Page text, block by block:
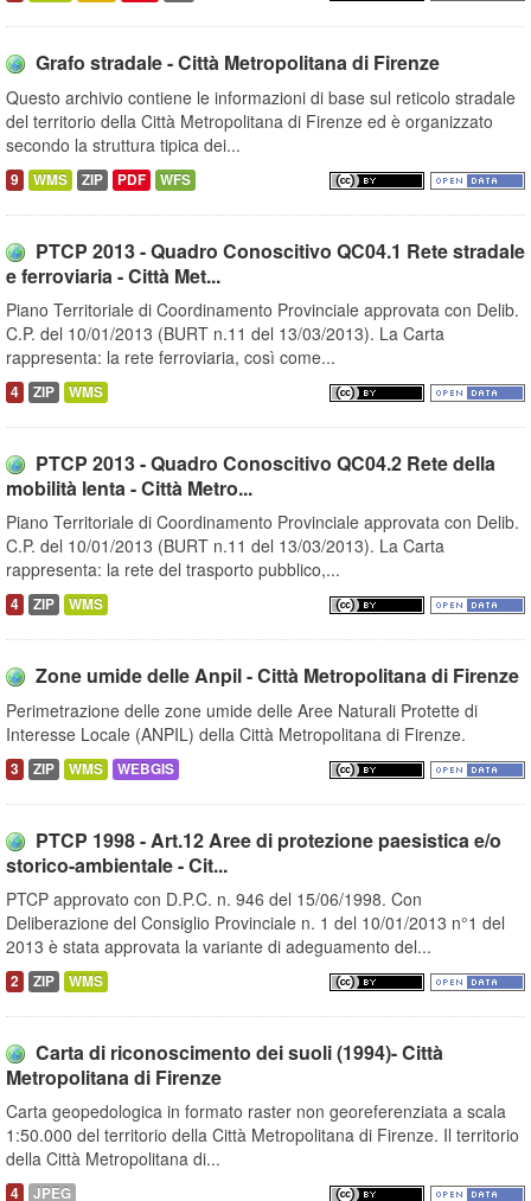
Grafo stradale - Città Metropolitana di Firenze
Questo archivio contiene le informazioni di base sul reticolo stradale
del territorio della Città Metropolitana di Firenze ed è organizzato
secondo la struttura tipica dei...
9 WMS ZIP PDF WFS
PTCP 2013 - Quadro Conoscitivo QC04.1 Rete stradale
e ferroviaria - Città Met...
Piano Territoriale di Coordinamento Provinciale approvata con Delib.
C.P. del 10/01/2013 (BURT n.11 del 13/03/2013). La Carta
rappresenta: la rete ferroviaria, così come...
4 ZIP WMS
PTCP 2013 - Quadro Conoscitivo QC04.2 Rete della
mobilità lenta - Città Metro...
Piano Territoriale di Coordinamento Provinciale approvata con Delib.
C.P. del 10/01/2013 (BURT n.11 del 13/03/2013). La Carta
rappresenta: la rete del trasporto pubblico,...
4 ZIP WMS
Zone umide delle Anpil - Città Metropolitana di Firenze
Perimetrazione delle zone umide delle Aree Naturali Protette di
Interesse Locale (ANPIL) della Città Metropolitana di Firenze.
3 ZIP WMS WEBGIS
PTCP 1998 - Art.12 Aree di protezione paesistica e/o
storico-ambientale - Cit...
PTCP approvato con D.P.C. n. 946 del 15/06/1998. Con
Deliberazione del Consiglio Provinciale n. 1 del 10/01/2013 n°1 del
2013 è stata approvata la variante di adeguamento del...
2 ZIP WMS
Carta di riconoscimento dei suoli (1994)- Città
Metropolitana di Firenze
Carta geopedologica in formato raster non georeferenziata a scala
1:50.000 del territorio della Città Metropolitana di Firenze. Il territorio
della Città Metropolitana di...
4 JPEG